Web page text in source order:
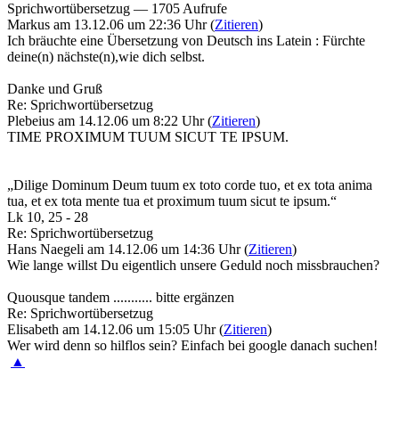
Sprichwortübersetzug — 1705 Aufrufe
Markus am 13.12.06 um 22:36 Uhr (Zitieren)
Ich bräuchte eine Übersetzung von Deutsch ins Latein : Fürchte
deine(n) nächste(n),wie dich selbst.
Danke und Gruß
Re: Sprichwortübersetzug
Plebeius am 14.12.06 um 8:22 Uhr (Zitieren)
TIME PROXIMUM TUUM SICUT TE IPSUM.
„Dilige Dominum Deum tuum ex toto corde tuo, et ex tota anima
tua, et ex tota mente tua et proximum tuum sicut te ipsum.“
Lk 10, 25 - 28
Re: Sprichwortübersetzug
Hans Naegeli am 14.12.06 um 14:36 Uhr (Zitieren)
Wie lange willst Du eigentlich unsere Geduld noch missbrauchen?
Quousque tandem ........... bitte ergänzen
Re: Sprichwortübersetzug
Elisabeth am 14.12.06 um 15:05 Uhr (Zitieren)
Wer wird denn so hilflos sein? Einfach bei google danach suchen!
▲